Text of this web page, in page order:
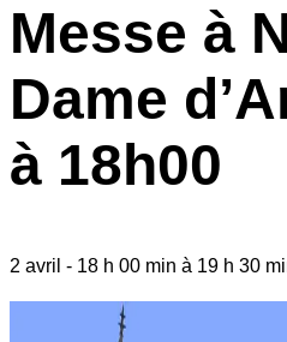
Messe à
Dame
à 18h00
2 avril - 18 h 00 min à 19 h 30